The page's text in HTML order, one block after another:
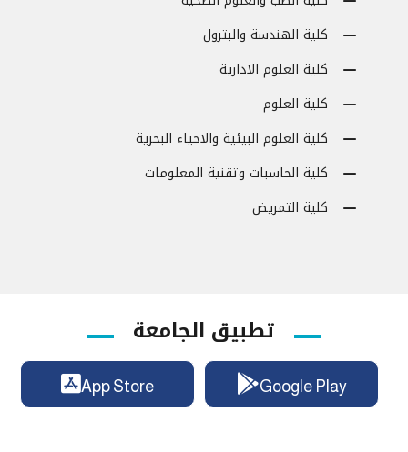
كلية الهندسة والبترول
كلية العلوم الادارية
كلية العلوم
كلية العلوم البيئية والاحياء البحرية
كلية الحاسبات وتقنية المعلومات
كلية التمريض
تطبيق الجامعة
Google Play
App Store